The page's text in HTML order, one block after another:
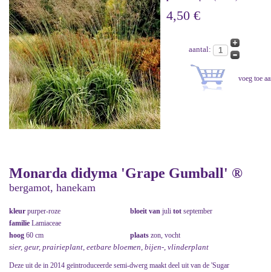
4,50 €
aantal:
Monarda didyma 'Grape Gumball' ®
bergamot, hanekam
kleur purper-roze bloeit van juli tot september
familie Lamiaceae
hoog 60 cm plaats zon, vocht
sier, geur, prairieplant, eetbare bloemen, bijen-, vlinderplant
Deze uit de in 2014 geïntroduceerde semi-dwerg maakt deel uit van de 'Sugar